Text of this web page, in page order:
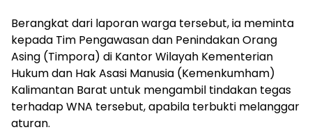
Berangkat dari laporan warga tersebut, ia meminta
kepada Tim Pengawasan dan Penindakan Orang
Asing (Timpora) di Kantor Wilayah Kementerian
Hukum dan Hak Asasi Manusia (Kemenkumham)
Kalimantan Barat untuk mengambil tindakan tegas
terhadap WNA tersebut, apabila terbukti melanggar
aturan.